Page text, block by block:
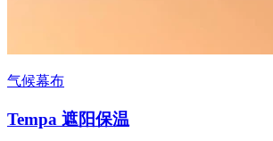
气候幕布
Tempa 遮阳保温